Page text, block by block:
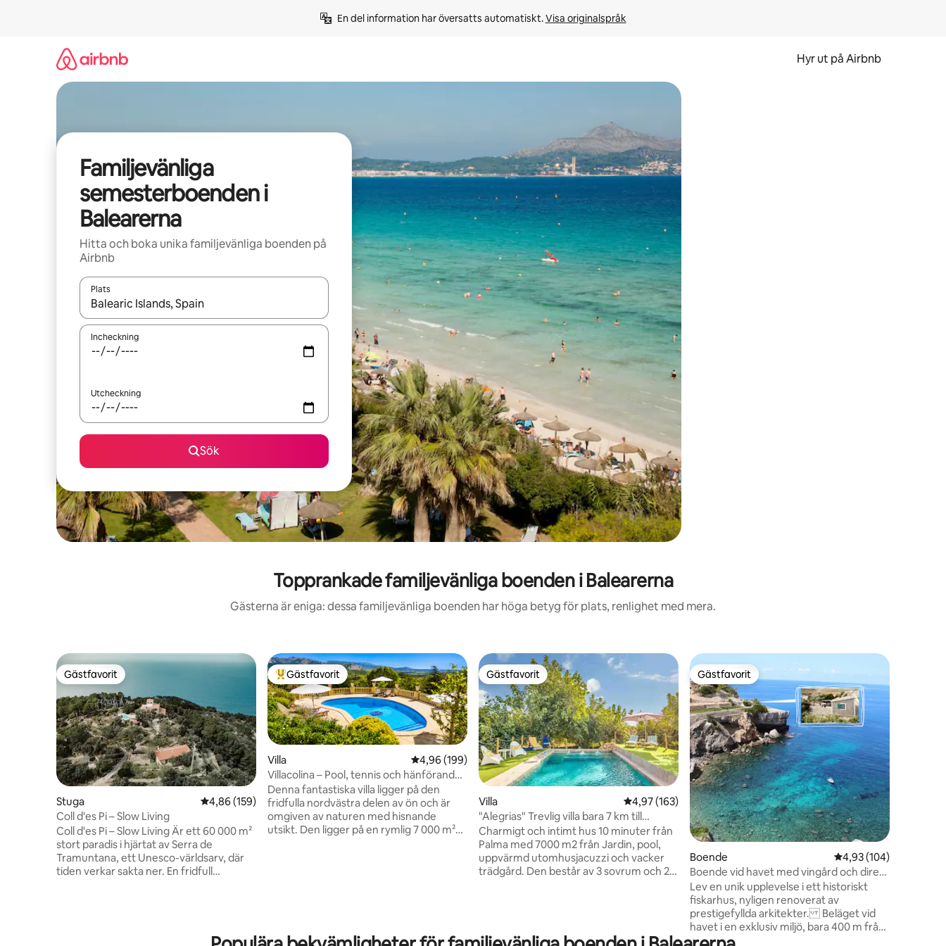
En del information har översatts automatiskt. Visa originalspråk
Hyr ut på Airbnb
Familjevänliga
semesterboenden i
Balearerna
Hitta och boka unika familjevänliga boenden på
Airbnb
Plats
När resultaten är tillgängliga kan du navigera med upp- och nedåtpilarna eller utforska genom att trycka eller svepa.
Incheckning
Utcheckning
Sök
Topprankade familjevänliga boenden i Balearerna
Gästerna är eniga: dessa familjevänliga boenden har höga betyg för plats, renlighet med mera.
Gästfavorit
Gästfavorit
Stuga 4,86 av 5 i genomsnittligt betyg, 159 omdömen
4,86 (159)
Coll d'es Pi – Slow Living
Coll d'es Pi – Slow Living Är ett 60 000 m²
stort paradis i hjärtat av Serra de
Tramuntana, ett Unesco-världsarv, där
tiden verkar sakta ner. En fridfull
Gården erbjuder 5 sovrum för upp till 9
Populär gästfavorit
Gästfavorit
Villa 4,96 av 5 i genomsnittligt betyg, 199 omdömen
4,96 (199)
Villacolina – Pool, tennis och hänförande
utsikt
Denna fantastiska villa ligger på den
fridfulla nordvästra delen av ön och är
omgiven av naturen med hisnande
utsikt. Den ligger på en rymlig 7 000 m²
naturlig skönhet och erbjuder en lugn
Gästfavorit
Gästfavorit
Villa 4,97 av 5 i genomsnittligt betyg, 163 omdömen
4,97 (163)
"Alegrias" Trevlig villa bara 7 km till
centrum
Charmigt och intimt hus 10 minuter från
Palma med 7000 m2 från Jardin, pool,
uppvärmd utomhusjacuzzi och vacker
trädgård. Den består av 3 sovrum och 2
bekväm. Lugnt område 7 km från
Gästfavorit
Gästfavorit
Boende 4,93 av 5 i
4,93 (104)
Boende vid havet med vingård och direkt
tillgång till stranden
Lev en unik upplevelse i ett historiskt
fiskarhus, nyligen renoverat av
prestigefyllda arkitekter. Beläget vid
havet i en exklusiv miljö, bara 400 m från
Banyalbufar. Njut av en stor terrass med